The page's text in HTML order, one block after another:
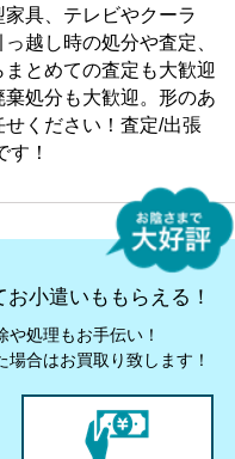
具、テレビやクーラ
越し時の処分や査定、
とめての査定も大歓迎
処分も大歓迎。形のあ
ください！査定/出張
！
小遣いももらえる！
処理もお手伝い！
合はお買取り致します！